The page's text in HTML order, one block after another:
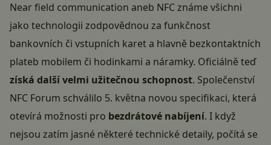
Near field communication aneb NFC známe všichni
jako technologii zodpovědnou za funkčnost
bankovních či vstupních karet a hlavně bezkontaktních
plateb mobilem či hodinkami a náramky. Oficiálně teď
získá další velmi užitečnou schopnost. Společenství
NFC Forum schválilo 5. května novou specifikaci, která
otevírá možnosti pro bezdrátové nabíjení. I když
nejsou zatím jasné některé technické detaily, počítá se